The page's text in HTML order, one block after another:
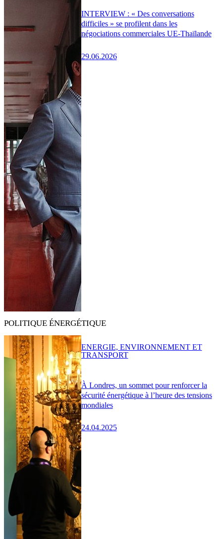
INTERVIEW : « Des conversations
difficiles » se profilent dans les
négociations commerciales UE-Thaïlande
29.06.2026
POLITIQUE ÉNERGÉTIQUE
À Londres, un sommet pour renforcer la
sécurité énergétique à l’heure des tensions
mondiales
24.04.2025
ENERGIE, ENVIRONNEMENT ET
TRANSPORT